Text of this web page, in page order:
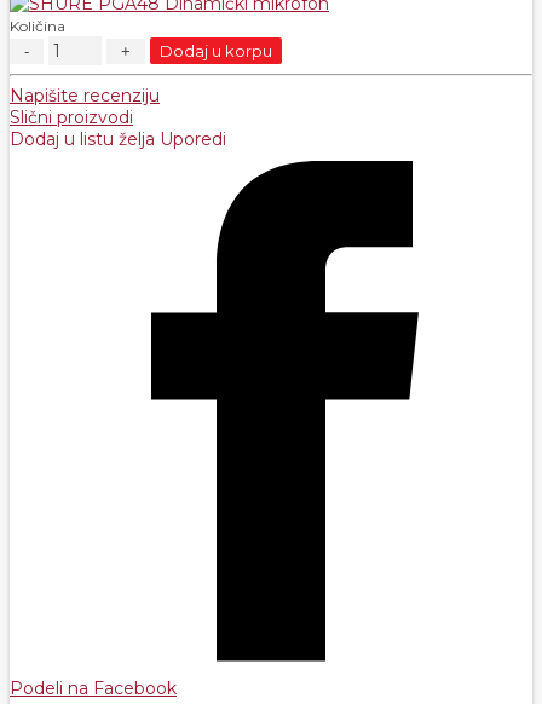
Količina
Dodaj u korpu
Napišite recenziju
Slični proizvodi
Dodaj u listu želja Uporedi
Podeli na Facebook